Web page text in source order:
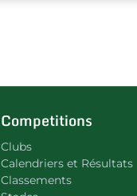
Competitions
Clubs
Calendriers et Résultats
Classements